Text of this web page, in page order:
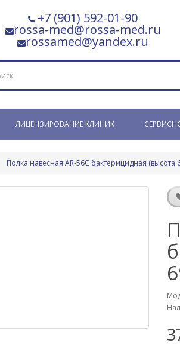
+7 (901) 592-01-90
rossa-med@rossa-med.ru
rossamed@yandex.ru
ЛИЦЕНЗИРОВАНИЕ КЛИНИК
Полка навесная AR-56С бактерицидная (высота